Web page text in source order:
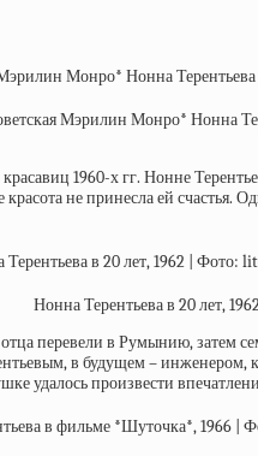
Мэрилин Монро* Нонна
1960-х гг. Нонне
не принесла ей
Нонна Терентьева в 20 лет,
перевели в Румынию,
в будущем –
произвести